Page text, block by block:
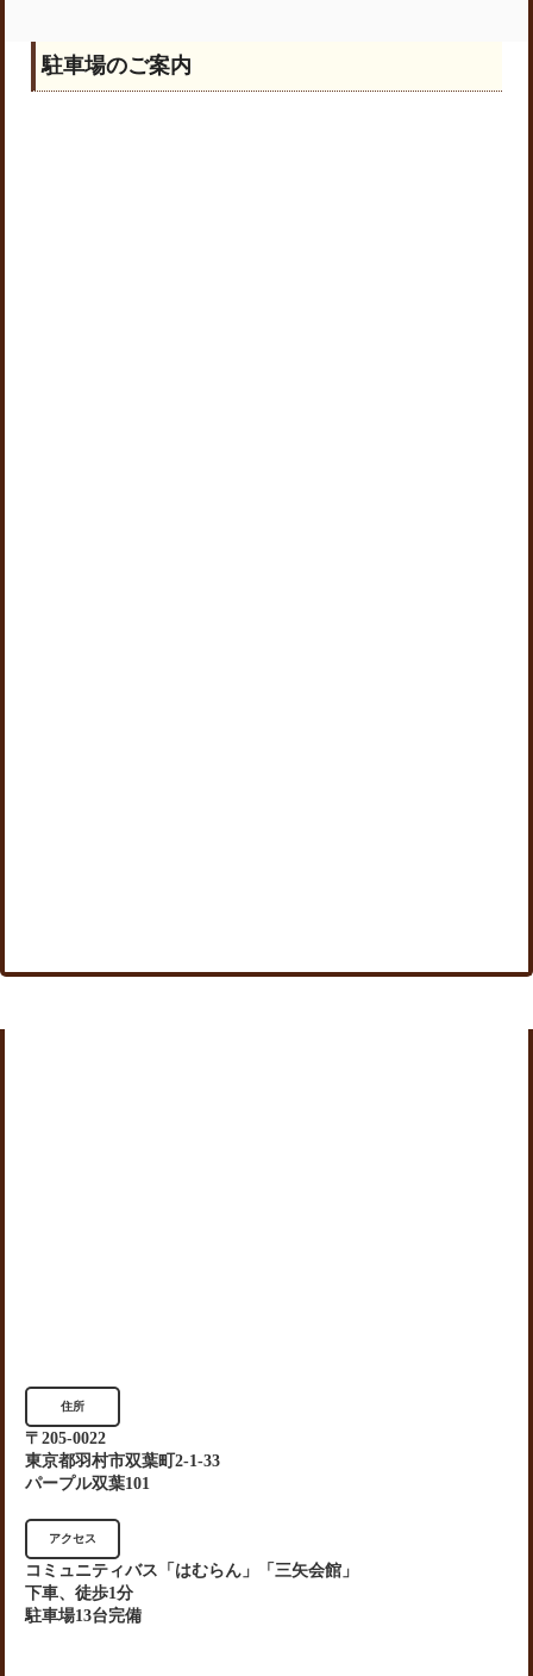
駐車場のご案内
住所
〒205-0022
東京都羽村市双葉町2-1-33
パープル双葉101
アクセス
コミュニティバス「はむらん」「三矢会館」
下車、徒歩1分
駐車場13台完備